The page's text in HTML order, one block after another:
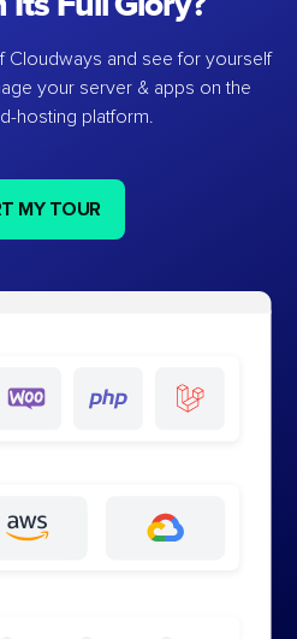
Cloudways and see for yourself
your server & apps on the
hosting platform.
MY TOUR